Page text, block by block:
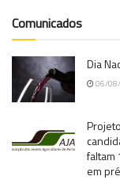
Comunicados
Dia
06/
faltam
em